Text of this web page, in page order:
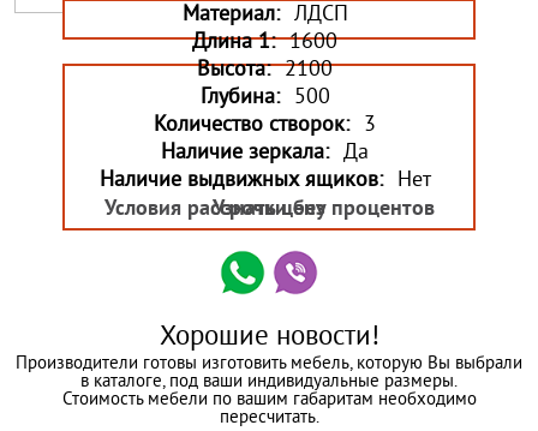
Материал: ЛДСП
Длина 1: 1600
Высота: 2100
Глубина: 500
Количество створок: 3
Наличие зеркала: Да
Наличие выдвижных ящиков: Нет
Узнать цену
Условия рассрочки без процентов
Хорошие новости!
Производители готовы изготовить мебель, которую Вы выбрали
в каталоге, под ваши индивидуальные размеры.
Стоимость мебели по вашим габаритам необходимо
пересчитать.